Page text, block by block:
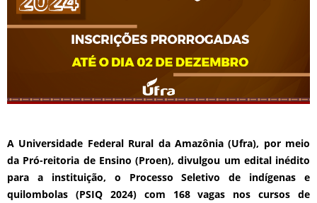
A Universidade Federal Rural da Amazônia (Ufra), por meio
da Pró-reitoria de Ensino (Proen), divulgou um edital inédito
para a instituição, o Processo Seletivo de indígenas e
quilombolas (PSIQ 2024) com 168 vagas nos cursos de